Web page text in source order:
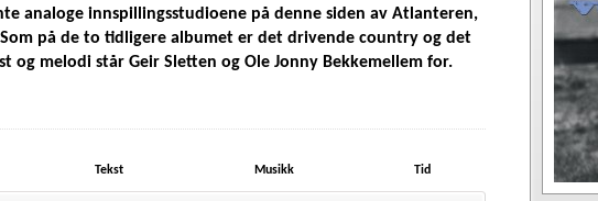
analoge innspillingsstudioene på denne siden av Atlanteren,
på de to tidligere albumet er det drivende country og det
og melodi står Geir Sletten og Ole Jonny Bekkemellem for.
Tekst Musikk Tid